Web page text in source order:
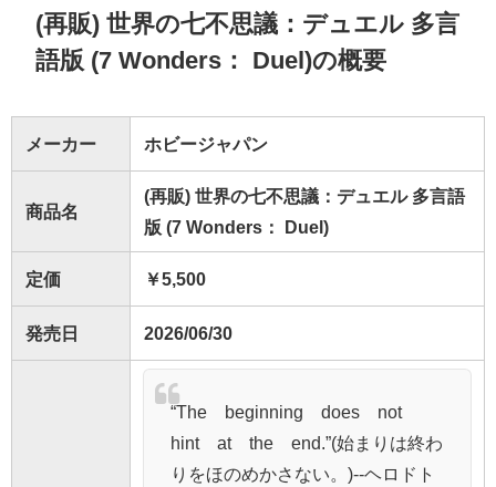
(再販) 世界の七不思議：デュエル 多言
語版 (7 Wonders： Duel)の概要
メーカー ホビージャパン
商品名
(再販) 世界の七不思議：デュエル 多言語
版 (7 Wonders： Duel)
定価 ￥5,500
発売日 2026/06/30
“The beginning does not
hint at the end.”(始まりは終わ
りをほのめかさない。)--ヘロドト